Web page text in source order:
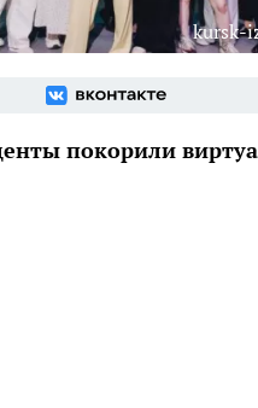
kursk-
покорили